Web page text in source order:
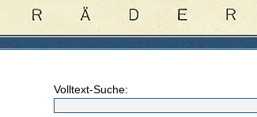
Volltext-Suche: